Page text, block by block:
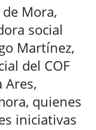
Mora,
social
Martínez,
del COF
Ares,
quienes
iniciativas